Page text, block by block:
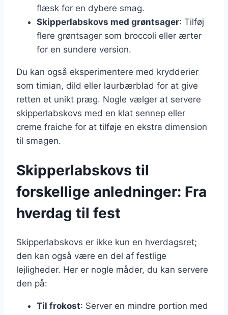
flæsk for en dybere smag.
Skipperlabskovs med grøntsager: Tilføj
flere grøntsager som broccoli eller ærter
for en sundere version.
Du kan også eksperimentere med krydderier
som timian, dild eller laurbærblad for at give
retten et unikt præg. Nogle vælger at servere
skipperlabskovs med en klat sennep eller
creme fraiche for at tilføje en ekstra dimension
til smagen.
Skipperlabskovs til
forskellige anledninger: Fra
hverdag til fest
Skipperlabskovs er ikke kun en hverdagsret;
den kan også være en del af festlige
lejligheder. Her er nogle måder, du kan servere
den på:
Til frokost: Server en mindre portion med